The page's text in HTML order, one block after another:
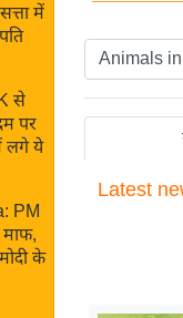
में
से
पर
लगे ये
PM
माफ,
के
Latest